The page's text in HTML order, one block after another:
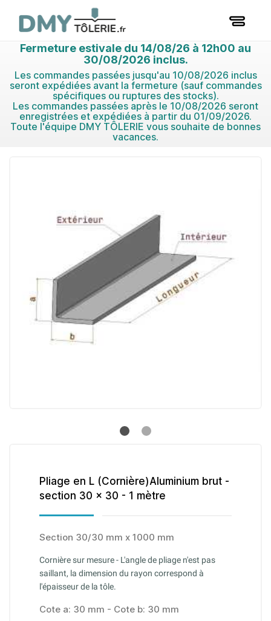
Fermeture estivale du 14/08/26 à 12h00 au
30/08/2026 inclus.
Les commandes passées jusqu'au 10/08/2026 inclus
seront expédiées avant la fermeture (sauf commandes
spécifiques ou ruptures des stocks).
Les commandes passées après le 10/08/2026 seront
enregistrées et expédiées à partir du 01/09/2026.
Toute l'équipe DMY TÔLERIE vous souhaite de bonnes
vacances.
Pliage en L (Cornière)Aluminium brut -
section 30 x 30 - 1 mètre
Section 30/30 mm x 1000 mm
Cornière sur mesure - L'angle de pliage n'est pas
saillant, la dimension du rayon correspond à
l'épaisseur de la tôle.
Cote a: 30 mm - Cote b: 30 mm